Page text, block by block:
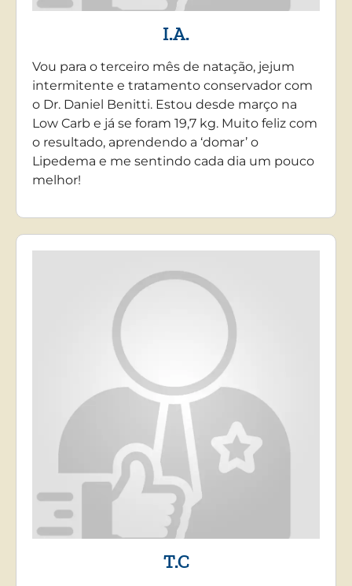
I.A.
Vou para o terceiro mês de natação, jejum
intermitente e tratamento conservador com
o Dr. Daniel Benitti. Estou desde março na
Low Carb e já se foram 19,7 kg. Muito feliz com
o resultado, aprendendo a ‘domar’ o
Lipedema e me sentindo cada dia um pouco
melhor!
T.C